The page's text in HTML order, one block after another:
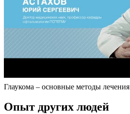
Глаукома – основные методы лечения
Опыт других людей